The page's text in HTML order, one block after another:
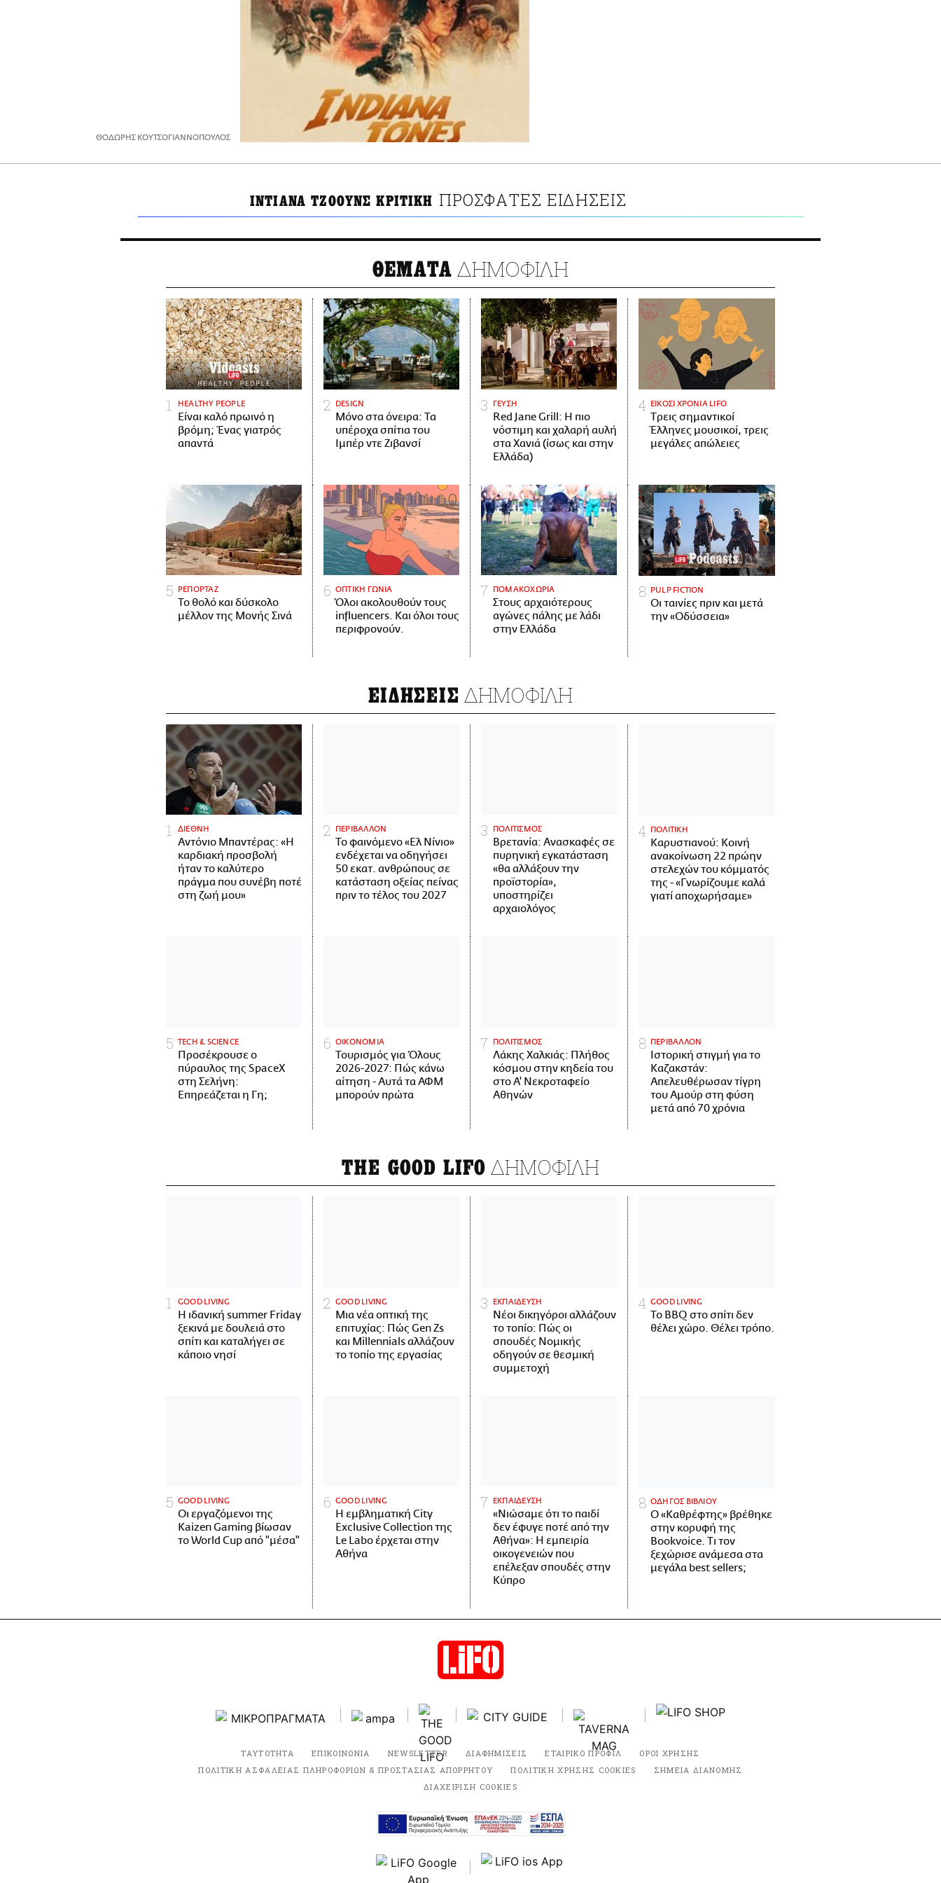
ΘΟΔΩΡΗΣ ΚΟΥΤΣΟΓΙΑΝΝΟΠΟΥΛΟΣ
ΙΝΤΙΑΝΑ ΤΖΟΟΥΝΣ ΚΡΙΤΙΚΗ ΠΡΟΣΦΑΤΕΣ ΕΙΔΗΣΕΙΣ
ΘΕΜΑΤΑ ΔΗΜΟΦΙΛΗ
HEALTHY PEOPLE
Είναι καλό πρωινό η
βρόμη; Ένας γιατρός
απαντά
DESIGN
Μόνο στα όνειρα: Τα
υπέροχα σπίτια του
Ιμπέρ ντε Ζιβανσί
ΓΕΥΣΗ
Red Jane Grill: Η πιο
νόστιμη και χαλαρή αυλή
στα Χανιά (ίσως και στην
Ελλάδα)
ΕΙΚΟΣΙ ΧΡΟΝΙΑ LIFO
Tρεις σημαντικοί
Έλληνες μουσικοί, τρεις
μεγάλες απώλειες
ΡΕΠΟΡΤΑΖ
Το θολό και δύσκολο
μέλλον της Μονής Σινά
ΟΠΤΙΚΗ ΓΩΝΙΑ
Όλοι ακολουθούν τους
influencers. Και όλοι τους
περιφρονούν.
ΠΟΜΑΚΟΧΩΡΙΑ
Στους αρχαιότερους
αγώνες πάλης με λάδι
στην Ελλάδα
PULP FICTION
Οι ταινίες πριν και μετά
την «Οδύσσεια»
ΕΙΔΗΣΕΙΣ ΔΗΜΟΦΙΛΗ
ΔΙΕΘΝΗ
Αντόνιο Μπαντέρας: «Η
καρδιακή προσβολή
ήταν το καλύτερο
πράγμα που συνέβη ποτέ
στη ζωή μου»
ΠΕΡΙΒΑΛΛΟΝ
Το φαινόμενο «Ελ Νίνιο»
ενδέχεται να οδηγήσει
50 εκατ. ανθρώπους σε
κατάσταση οξείας πείνας
πριν το τέλος του 2027
ΠΟΛΙΤΙΣΜΟΣ
Βρετανία: Ανασκαφές σε
πυρηνική εγκατάσταση
«θα αλλάξουν την
προϊστορία»,
υποστηρίζει
αρχαιολόγος
ΠΟΛΙΤΙΚΗ
Καρυστιανού: Κοινή
ανακοίνωση 22 πρώην
στελεχών του κόμματός
της - «Γνωρίζουμε καλά
γιατί αποχωρήσαμε»
ΤECH & SCIENCE
Προσέκρουσε ο
πύραυλος της SpaceX
στη Σελήνη:
Επηρεάζεται η Γη;
ΟΙΚΟΝΟΜΙΑ
Τουρισμός για Όλους
2026-2027: Πώς κάνω
αίτηση - Αυτά τα ΑΦΜ
μπορούν πρώτα
ΠΟΛΙΤΙΣΜΟΣ
Λάκης Χαλκιάς: Πλήθος
κόσμου στην κηδεία του
στο Α' Νεκροταφείο
Αθηνών
ΠΕΡΙΒΑΛΛΟΝ
Ιστορική στιγμή για το
Καζακστάν:
Απελευθέρωσαν τίγρη
του Αμούρ στη φύση
μετά από 70 χρόνια
THE GOOD LIFO ΔΗΜΟΦΙΛΗ
GOOD LIVING
Η ιδανική summer Friday
ξεκινά με δουλειά στο
σπίτι και καταλήγει σε
κάποιο νησί
GOOD LIVING
Μια νέα οπτική της
επιτυχίας: Πώς Gen Zs
και Millennials αλλάζουν
το τοπίο της εργασίας
ΕΚΠΑΙΔΕΥΣΗ
Νέοι δικηγόροι αλλάζουν
το τοπίο: Πώς οι
σπουδές Νομικής
οδηγούν σε θεσμική
συμμετοχή
GOOD LIVING
Το BBQ στο σπίτι δεν
θέλει χώρο. Θέλει τρόπο.
GOOD LIVING
Οι εργαζόμενοι της
Kaizen Gaming βίωσαν
το World Cup από "μέσα"
GOOD LIVING
Η εμβληματική City
Exclusive Collection της
Le Labo έρχεται στην
Αθήνα
ΕΚΠΑΙΔΕΥΣΗ
«Νιώσαμε ότι το παιδί
δεν έφυγε ποτέ από την
Αθήνα»: Η εμπειρία
οικογενειών που
επέλεξαν σπουδές στην
Κύπρο
ΟΔΗΓΟΣ ΒΙΒΛΙΟΥ
Ο «Καθρέφτης» βρέθηκε
στην κορυφή της
Bookvoice. Τι τον
ξεχώρισε ανάμεσα στα
μεγάλα best sellers;
ΤΑΥΤΟΤΗΤΑ ΕΠΙΚΟΙΝΩΝΙΑ NEWSLETTER ΔΙΑΦΗΜΙΣΕΙΣ ΕΤΑΙΡΙΚΟ ΠΡΟΦΙΛ
ΟΡΟΙ ΧΡΗΣΗΣ
ΠΟΛΙΤΙΚΗ ΑΣΦΑΛΕΙΑΣ ΠΛΗΡΟΦΟΡΙΩΝ & ΠΡΟΣΤΑΣΙΑΣ ΑΠΟΡΡΗΤΟΥ
ΠΟΛΙΤΙΚΗ ΧΡΗΣΗΣ COOKIES
ΣΗΜΕΙΑ ΔΙΑΝΟΜΗΣ
ΔΙΑΧΕΙΡΙΣΗ COOKIES